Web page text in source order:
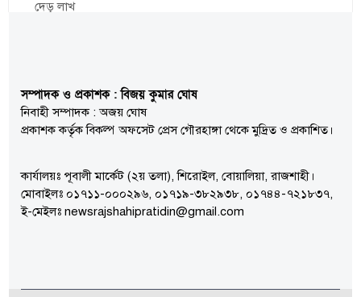
সম্পাদক ও প্রকাশক : বিজয় কুমার ঘোষ
নিবাহী সম্পাদক : অজয় ঘোষ
প্রকাশক কর্তৃক বিকল্প অফসেট প্রেস গৌরহাঙ্গা থেকে মুদ্রিত ও প্রকাশিত।
কার্যালয়ঃ পূবালী মার্কেট (২য় তলা), শিরোইল, বোয়ালিয়া, রাজশাহী।
মোবাইলঃ ০১৭১১-০০০২৯৬, ০১৭১৯-৩৮২৯৩৮, ০১৭৪৪-৭২১৮৩৭,
ই-মেইলঃ newsrajshahipratidin@gmail.com